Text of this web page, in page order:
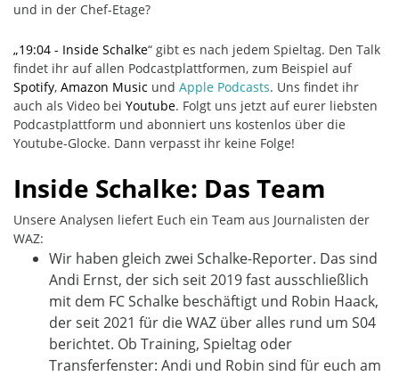
und in der Chef-Etage?
„19:04 - Inside Schalke“ gibt es nach jedem Spieltag. Den Talk
findet ihr auf allen Podcastplattformen, zum Beispiel auf
Spotify, Amazon Music und Apple Podcasts. Uns findet ihr
auch als Video bei Youtube. Folgt uns jetzt auf eurer liebsten
Podcastplattform und abonniert uns kostenlos über die
Youtube-Glocke. Dann verpasst ihr keine Folge!
Inside Schalke: Das Team
Unsere Analysen liefert Euch ein Team aus Journalisten der
WAZ:
Wir haben gleich zwei Schalke-Reporter. Das sind
Andi Ernst, der sich seit 2019 fast ausschließlich
mit dem FC Schalke beschäftigt und Robin Haack,
der seit 2021 für die WAZ über alles rund um S04
berichtet. Ob Training, Spieltag oder
Transferfenster: Andi und Robin sind für euch am